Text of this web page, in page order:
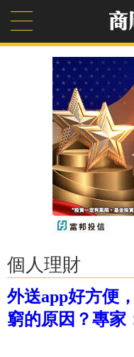
個人理財
外送app好方便
窮的原因？專家